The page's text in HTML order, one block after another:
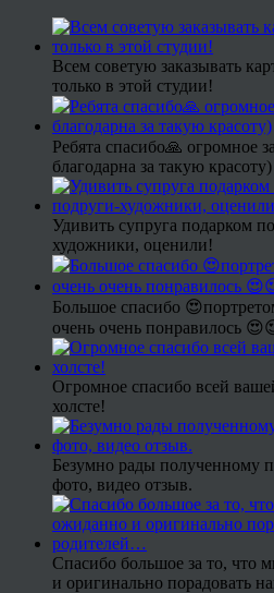
Всем советую заказывать
только в этой студии!
Ребята спасибо🙏 огромное
благодарна за такую красоту)
Удивить супруга подарком
художники, оценили!
Большое спасибо
очень очень понравилось
Огромное спасибо всей
холсте!
Безумно рады полученному
фото, видео отзыв.
Спасибо большое за то, что
и оригинально порадовать